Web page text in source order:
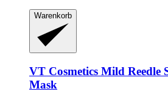
Warenkorb
VT Cosmetics Mild Reedle
Mask